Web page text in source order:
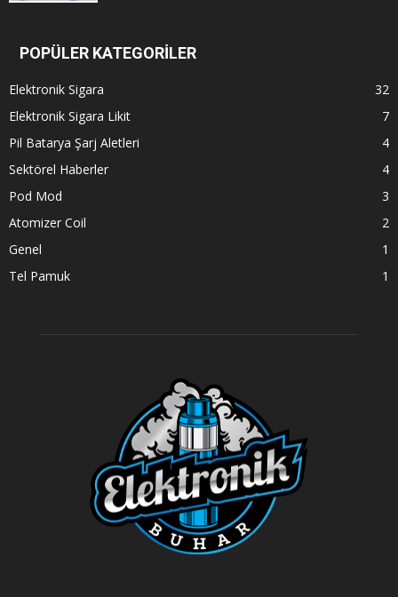
POPÜLER KATEGORİLER
Elektronik Sigara
32
Elektronik Sigara Likit
7
Pil Batarya Şarj Aletleri
4
Sektörel Haberler
4
Pod Mod
3
Atomizer Coil
2
Genel
1
Tel Pamuk
1